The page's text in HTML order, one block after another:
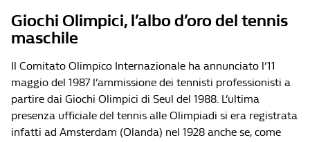
Giochi Olimpici, l’albo d’oro del tennis
maschile
Il Comitato Olimpico Internazionale ha annunciato l’11
maggio del 1987 l’ammissione dei tennisti professionisti a
partire dai Giochi Olimpici di Seul del 1988. L’ultima
presenza ufficiale del tennis alle Olimpiadi si era registrata
infatti ad Amsterdam (Olanda) nel 1928 anche se, come